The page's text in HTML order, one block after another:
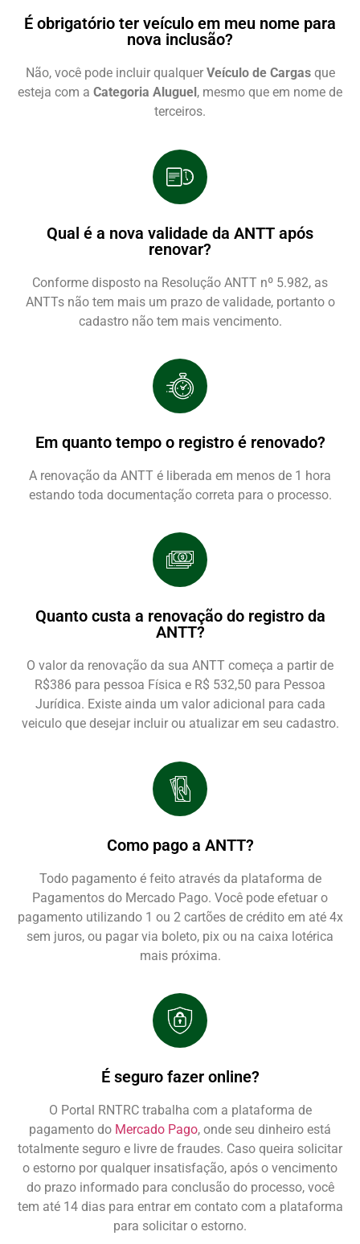
É obrigatório ter veículo em meu nome para
nova inclusão?
Não, você pode incluir qualquer Veículo de Cargasque
esteja com a Categoria Aluguel , mesmo que em nome de
terceiros.
Qual é a nova validade da ANTT após
renovar?
Conforme disposto na Resolução ANTT nº 5.982, as
ANTTs não tem mais um prazo de validade, portanto o
cadastro não tem mais vencimento.
Em quanto tempo o registro é renovado?
A renovação da ANTT é liberada em menos de 1 hora
estando toda documentação correta para o processo.
Quanto custa a renovação do registro da
ANTT?
O valor da renovação da sua ANTT começa a partir de
R$386 para pessoa Física e R$ 532,50 para Pessoa
Jurídica. Existe ainda um valor adicional para cada
veiculo que desejar incluir ou atualizar em seu cadastro.
Como pago a ANTT?
Todo pagamento é feito através da plataforma de
Pagamentos do Mercado Pago. Você pode efetuar o
pagamento utilizando 1 ou 2 cartões de crédito em até 4x
sem juros, ou pagar via boleto, pix ou na caixa lotérica
mais próxima.
É seguro fazer online?
O Portal RNTRC trabalha com a plataforma de
pagamento do Mercado Pago, onde seu dinheiro está
totalmente seguro e livre de fraudes. Caso queira solicitar
o estorno por qualquer insatisfação, após o vencimento
do prazo informado para conclusão do processo, você
tem até 14 dias para entrar em contato com a plataforma
para solicitar o estorno.